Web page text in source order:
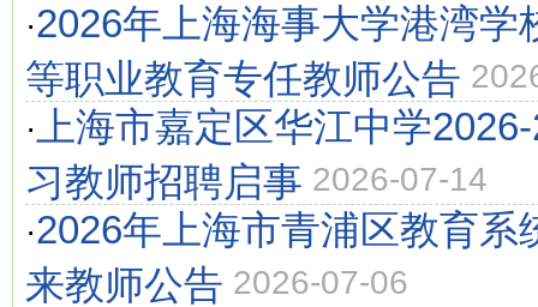
·2026年上海海事大学港湾学
等职业教育专任教师公告
·
上海市嘉定区华江中学
习教师招聘启事 2026-07-14
·2026年上海市青浦区教育系
来教师公告 2026-07-06